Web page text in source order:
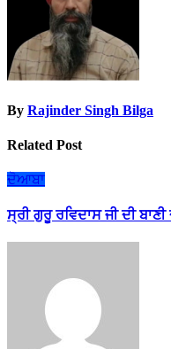
By Rajinder Singh Bilga
Related Post
ਦੋਆਬਾ
ਸ੍ਰੀ ਗੁਰੂ ਰਵਿਦਾਸ ਜੀ ਦੀ